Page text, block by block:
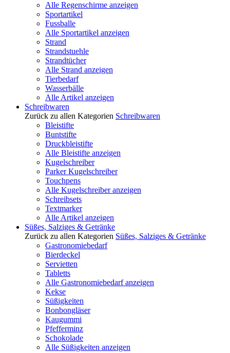
Alle Regenschirme anzeigen
Sportartikel
Fussballe
Alle Sportartikel anzeigen
Strand
Strandstuehle
Strandtücher
Alle Strand anzeigen
Tierbedarf
Wasserbälle
Alle Artikel anzeigen
Schreibwaren
Zurück zu allen Kategorien Schreibwaren
Bleistifte
Buntstifte
Druckbleistifte
Alle Bleistifte anzeigen
Kugelschreiber
Parker Kugelschreiber
Touchpens
Alle Kugelschreiber anzeigen
Schreibsets
Textmarker
Alle Artikel anzeigen
Süßes, Salziges & Getränke
Zurück zu allen Kategorien Süßes, Salziges & Getränke
Gastronomiebedarf
Bierdeckel
Servietten
Tabletts
Alle Gastronomiebedarf anzeigen
Kekse
Süßigkeiten
Bonbongläser
Kaugummi
Pfefferminz
Schokolade
Alle Süßigkeiten anzeigen